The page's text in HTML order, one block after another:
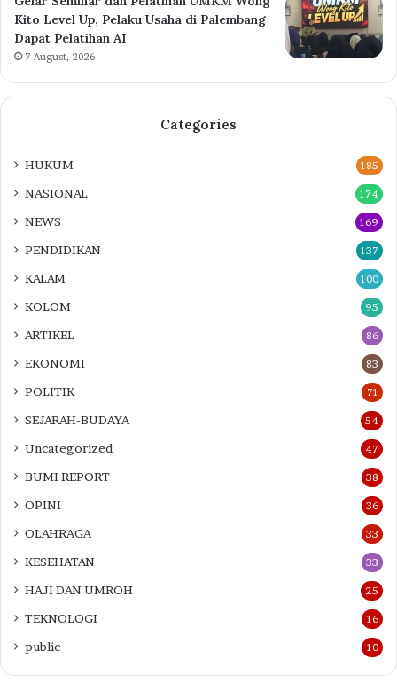
Kito Level Up, Pelaku Usaha di Palembang
Dapat Pelatihan AI
7 August, 2026
Categories
HUKUM 185
NASIONAL 174
NEWS 169
PENDIDIKAN 137
KALAM 100
KOLOM 95
ARTIKEL 86
EKONOMI 83
POLITIK 71
SEJARAH-BUDAYA 54
Uncategorized 47
BUMI REPORT 38
OPINI 36
OLAHRAGA 33
KESEHATAN 33
HAJI DAN UMROH 25
TEKNOLOGI 16
public 10